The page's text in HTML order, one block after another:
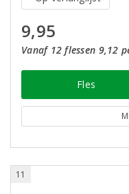
9,95
Vanaf 12 flessen 9,12
Fles
11